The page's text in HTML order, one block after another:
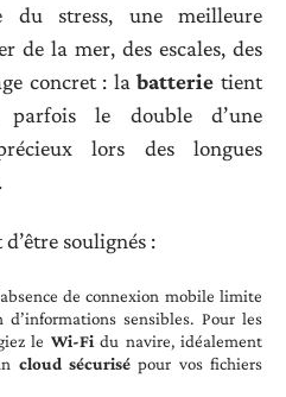
du stress, une meilleure
de la mer, des escales, des
concret : labatterie tient
le double d’une
lors des longues
soulignés :
de connexion mobile limite
d’informations sensibles. Pour les
le Wi-Fidu navire, idéalement
cloud sécurisépour vos fichiers